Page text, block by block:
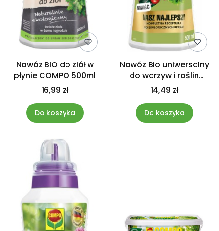
Nawóz BIO do ziół w
płynie COMPO 500ml
16,99 zł
Do koszyka
Nawóz Bio uniwersalny
do warzyw i roślin
Complete Compo
500ml
14,49 zł
Do koszyka